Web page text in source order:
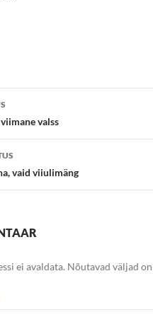
valss
vaid viiulimäng
ei avaldata. Nõutavad väljad